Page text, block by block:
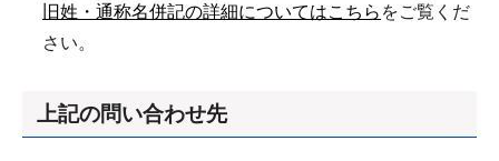
旧姓・通称名併記の詳細についてはこちら をご覧くだ
さい。
上記の問い合わせ先